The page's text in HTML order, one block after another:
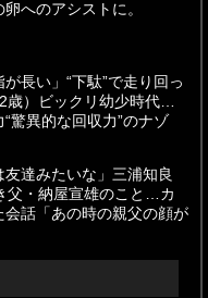
へのアシストに。
が長い」“下駄”で走り回っ
歳）ビックリ幼少時代…
驚異的な回収力”のナゾ
友達みたいな」三浦知良
父・納屋宣雄のこと…カ
会話「あの時の親父の顔が